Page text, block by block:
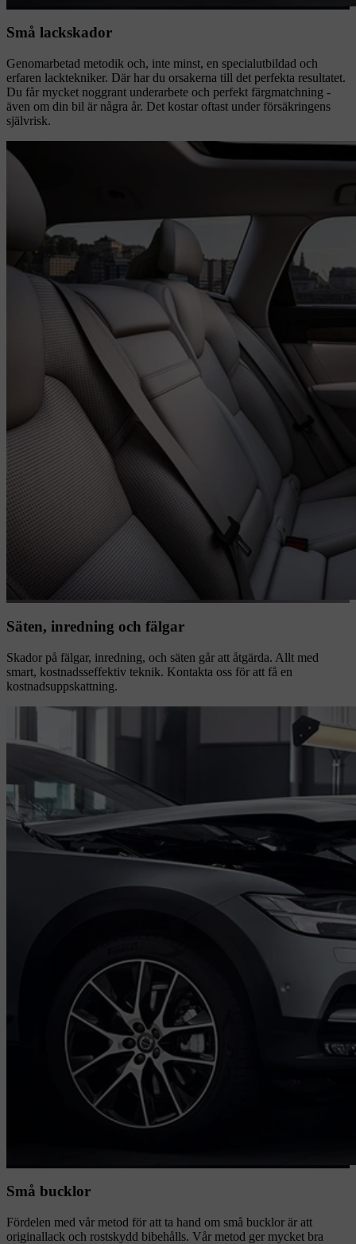
Små lackskador
Genomarbetad metodik och, inte minst, en specialutbildad och
erfaren lacktekniker. Där har du orsakerna till det perfekta resultatet.
Du får mycket noggrant underarbete och perfekt färgmatchning -
även om din bil är några år. Det kostar oftast under försäkringens
självrisk.
Säten, inredning och fälgar
Skador på fälgar, inredning, och säten går att åtgärda. Allt med
smart, kostnadsseffektiv teknik. Kontakta oss för att få en
kostnadsuppskattning.
Små bucklor
Fördelen med vår metod för att ta hand om små bucklor är att
originallack och rostskydd bibehålls. Vår metod ger mycket bra